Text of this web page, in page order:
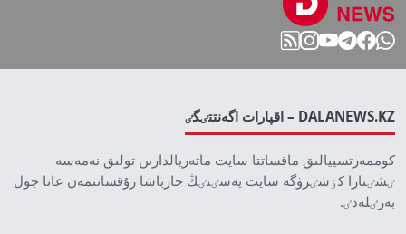
DALANEWS.KZ – اقپارات اگەنتتٸگٸ
كوممەرتسييالىق ماقساتتا سايت ماتەريالدارىن تولىق نەمەسە
ٸشٸنارا كٶشٸرۋگە سايت يەسٸنٸڭ جازباشا رۇقساتىمەن عانا جول
بەرٸلەدٸ.